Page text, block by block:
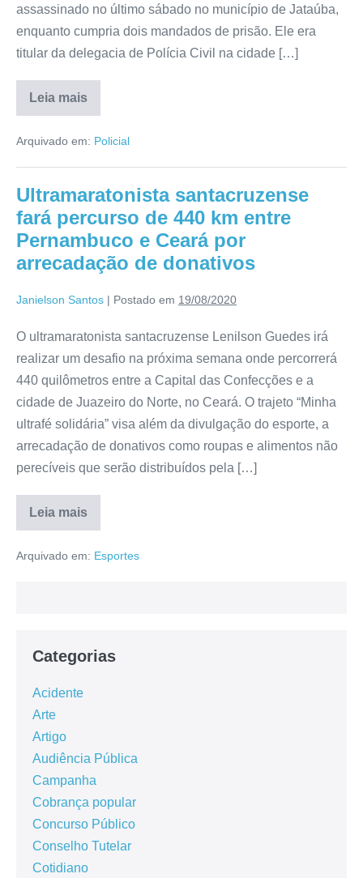
assassinado no último sábado no município de Jataúba,
enquanto cumpria dois mandados de prisão. Ele era
titular da delegacia de Polícia Civil na cidade […]
Leia mais
Arquivado em: Policial
Ultramaratonista santacruzense
fará percurso de 440 km entre
Pernambuco e Ceará por
arrecadação de donativos
Janielson Santos | Postado em 19/08/2020
O ultramaratonista santacruzense Lenilson Guedes irá
realizar um desafio na próxima semana onde percorrerá
440 quilômetros entre a Capital das Confecções e a
cidade de Juazeiro do Norte, no Ceará. O trajeto “Minha
ultrafé solidária” visa além da divulgação do esporte, a
arrecadação de donativos como roupas e alimentos não
perecíveis que serão distribuídos pela […]
Leia mais
Arquivado em: Esportes
Categorias
Acidente
Arte
Artigo
Audiência Pública
Campanha
Cobrança popular
Concurso Público
Conselho Tutelar
Cotidiano